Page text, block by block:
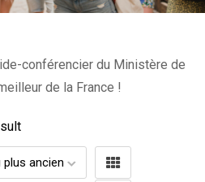
conférencier du Ministère de
de la France !